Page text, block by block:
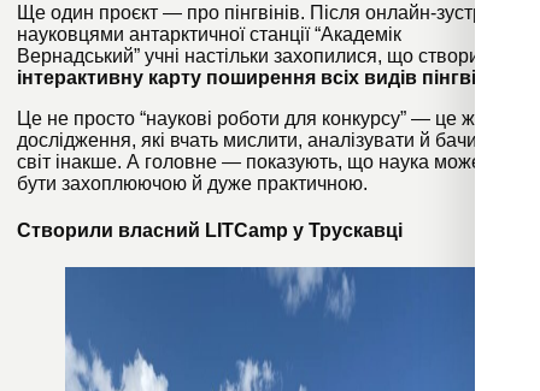
Ще один проєкт — про пінгвінів. Після онлайн-зустрічі з
науковцями антарктичної станції “Академік
Вернадський” учні настільки захопилися, що створили
інтерактивну карту поширення всіх видів пінгвінів
Це не просто “наукові роботи для конкурсу” — це живі
дослідження, які вчать мислити, аналізувати й бачити
світ інакше. А головне — показують, що наука може
бути захоплюючою й дуже практичною.
Створили власний LITCamp у Трускавці